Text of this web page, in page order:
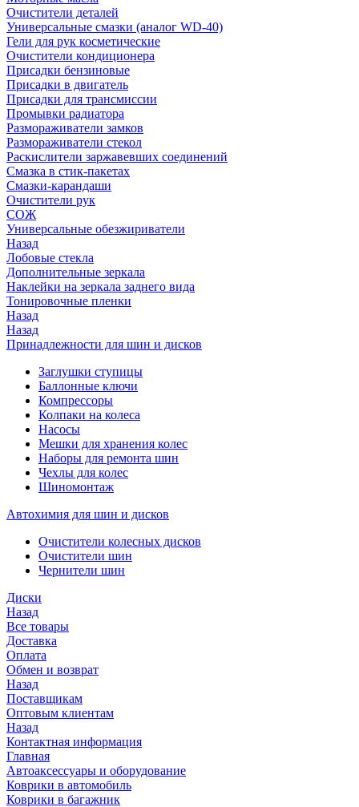
Очистители деталей
Универсальные смазки (аналог WD-40)
Гели для рук косметические
Очистители кондиционера
Присадки бензиновые
Присадки в двигатель
Присадки для трансмиссии
Промывки радиатора
Размораживатели замков
Размораживатели стекол
Раскислители заржавевших соединений
Смазка в стик-пакетах
Смазки-карандаши
Очистители рук
СОЖ
Универсальные обезжириватели
Назад
Лобовые стекла
Дополнительные зеркала
Наклейки на зеркала заднего вида
Тонировочные пленки
Назад
Назад
Принадлежности для шин и дисков
Заглушки ступицы
Баллонные ключи
Компрессоры
Колпаки на колеса
Насосы
Мешки для хранения колес
Наборы для ремонта шин
Чехлы для колес
Шиномонтаж
Автохимия для шин и дисков
Очистители колесных дисков
Очистители шин
Чернители шин
Диски
Назад
Все товары
Доставка
Оплата
Обмен и возврат
Назад
Поставщикам
Оптовым клиентам
Назад
Контактная информация
Главная
Автоаксессуары и оборудование
Коврики в автомобиль
Коврики в багажник